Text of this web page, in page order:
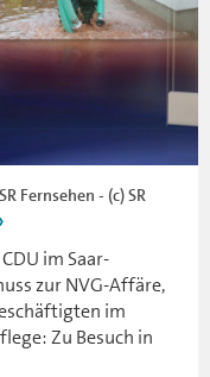
Fernsehen - (c) SR
im Saar-
zur NVG-Affäre,
im
Zu Besuch in